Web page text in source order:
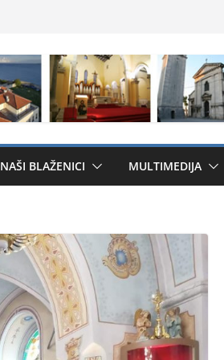
NAŠI BLAŽENICI MULTIMEDIJA